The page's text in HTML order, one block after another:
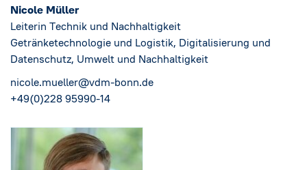
Nicole Müller
Leiterin Technik und Nachhaltigkeit
Getränketechnologie und Logistik, Digitalisierung und
Datenschutz, Umwelt und Nachhaltigkeit
nicole.mueller@vdm-bonn.de
+49(0)228 95990-14